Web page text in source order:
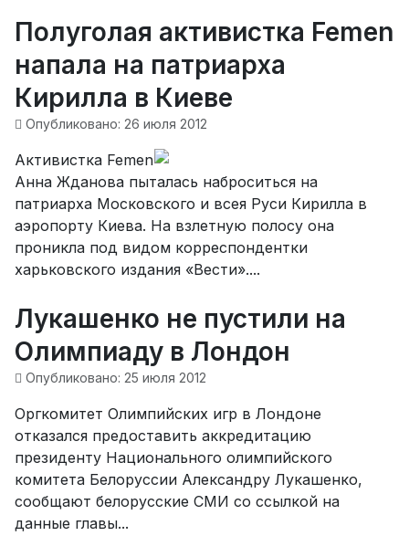
Полуголая активистка Femen
напала на патриарха
Кирилла в Киеве
Опубликовано: 26 июля 2012
Активистка Femen
Анна Жданова пыталась наброситься на
патриарха Московского и всея Руси Кирилла в
аэропорту Киева. На взлетную полосу она
проникла под видом корреспондентки
харьковского издания «Вести»....
Лукашенко не пустили на
Олимпиаду в Лондон
Опубликовано: 25 июля 2012
Оргкомитет Олимпийских игр в Лондоне
отказался предоставить аккредитацию
президенту Национального олимпийского
комитета Белоруссии Александру Лукашенко,
сообщают белорусские СМИ со ссылкой на
данные главы...